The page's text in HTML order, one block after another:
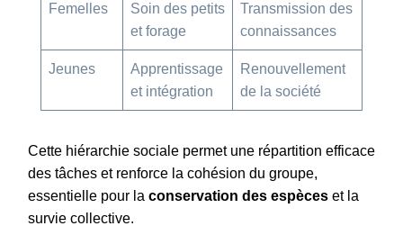
Femelles
Soin des petits
et forage
Transmission des
connaissances
Jeunes
Apprentissage
et intégration
Renouvellement
de la société
Cette hiérarchie sociale permet une répartition efficace
des tâches et renforce la cohésion du groupe,
essentielle pour la conservation des espèces et la
survie collective.